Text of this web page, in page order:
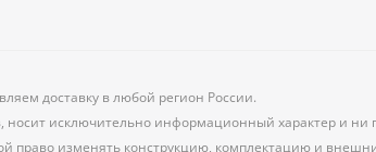
доставку в любой регион России.
исключительно информационный характер и ни
право изменять конструкцию, комплектацию и